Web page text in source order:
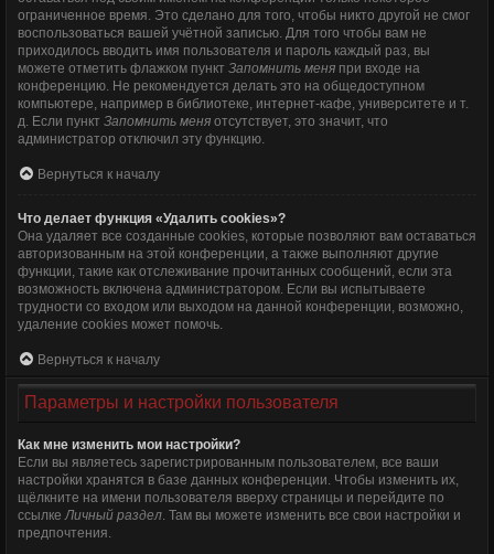
ограниченное время. Это сделано для того, чтобы никто другой не смог
воспользоваться вашей учётной записью. Для того чтобы вам не
приходилось вводить имя пользователя и пароль каждый раз, вы
можете отметить флажком пункт Запомнить меня при входе на
конференцию. Не рекомендуется делать это на общедоступном
компьютере, например в библиотеке, интернет-кафе, университете и т.
д. Если пункт Запомнить меня отсутствует, это значит, что
администратор отключил эту функцию.
Вернуться к началу
Что делает функция «Удалить cookies»?
Она удаляет все созданные cookies, которые позволяют вам оставаться
авторизованным на этой конференции, а также выполняют другие
функции, такие как отслеживание прочитанных сообщений, если эта
возможность включена администратором. Если вы испытываете
трудности со входом или выходом на данной конференции, возможно,
удаление cookies может помочь.
Вернуться к началу
Параметры и настройки пользователя
Как мне изменить мои настройки?
Если вы являетесь зарегистрированным пользователем, все ваши
настройки хранятся в базе данных конференции. Чтобы изменить их,
щёлкните на имени пользователя вверху страницы и перейдите по
ссылкеЛичный раздел. Там вы можете изменить все свои настройки и
предпочтения.